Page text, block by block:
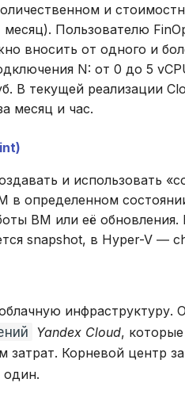
и
Пользователю
вносить от одного и
N: от 0 до 5
В текущей реализации
месяц и час.
и использовать
в определенном
ВМ или её обновления.
snapshot, в Hyper-V ―
инфраструктуру.
Yandex Cloud,
Корневой центр